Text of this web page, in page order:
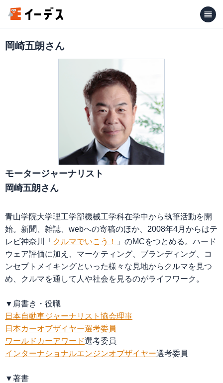
岡崎五朗さん
モータージャーナリスト
岡崎五朗さん
青山学院大学理工学部機械工学科在学中から執筆活動を開
始。新聞、雑誌、webへの寄稿のほか、2008年4月からはテ
レビ神奈川「 クルマでいこう！
」のMCをつとめる。ハード
ウェア評価に加え、マーケティング、ブランディング、コ
ンセプトメイキングといった様々な見地からクルマを見つ
め、クルマを通して人や社会を見るのがライフワーク。
▼肩書き・役職
日本自動車ジャーナリスト協会理事
日本カーオブザイヤー選考委員
ワールドカーアワード選考委員
インターナショナルエンジンオブザイヤー選考委員
▼著書